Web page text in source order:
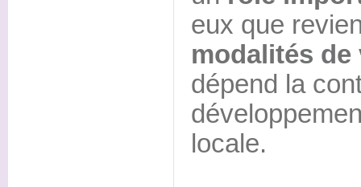
eux que
modalités de
dépend la
locale.